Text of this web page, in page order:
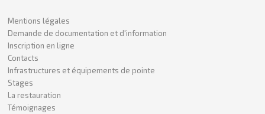
Mentions légales
Demande de documentation et d'information
Inscription en ligne
Contacts
Infrastructures et équipements de pointe
Stages
La restauration
Témoignages